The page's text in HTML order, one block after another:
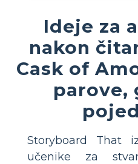
Ideje za
nakon
Cask of
parove,
Storyboard That
učenike za